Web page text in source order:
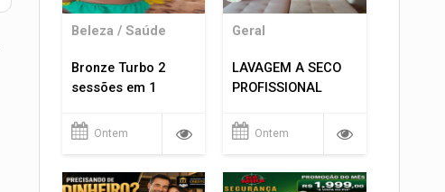
Beleza / Saúde
Bronze Turbo 2
sessões em 1
Ontem
Geral
LAVAGEM A SECO
PROFISSIONAL
Ontem